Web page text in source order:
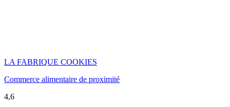
LA FABRIQUE COOKIES
Commerce alimentaire de proximité
4,6